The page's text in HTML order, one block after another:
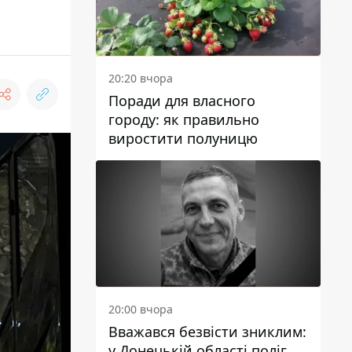
20:20 вчора
Поради для власного
городу: як правильно
виростити полуницю
20:00 вчора
Вважався безвісти зниклим: